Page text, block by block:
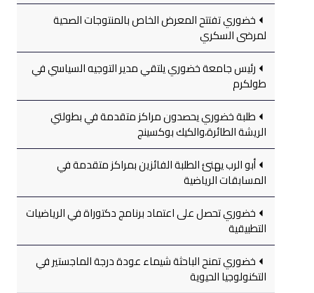
خضوري تفتتح المعرض الخاص بالمنتوجات الصحية
لمرضى السكري
رئيس جامعة خضوري يلتقي مدير التوجيه السياسي في
طولكرم
طلبة خضوري يحصدون مراكز متقدمة في بطولتي
الريشة الطائرة،والكيك بوكسينج
أبو الرب يهنئ الطلبة الفائزين بمراكز متقدمة في
المسابقات الرياضية
خضوري تحصل على اعتماد برنامج دكتوراة في الرياضيات
التطبيقية
خضوري تمنح الباحثة شيماء عودة درجة الماجستير في
التكنولوجيا الحيوية